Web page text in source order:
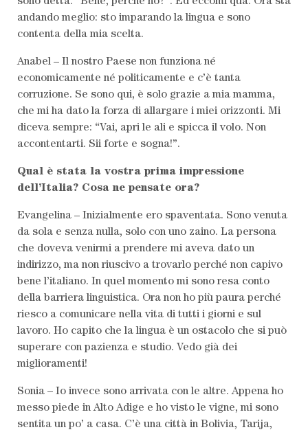
andando meglio: sto imparando la lingua e sono
contenta della mia scelta.
Anabel – Il nostro Paese non funziona né
economicamente né politicamente e c’è tanta
corruzione. Se sono qui, è solo grazie a mia mamma,
che mi ha dato la forza di allargare i miei orizzonti. Mi
diceva sempre: “Vai, apri le ali e spicca il volo. Non
accontentarti. Sii forte e sogna!”.
Qual è stata la vostra prima impressione
dell’Italia? Cosa ne pensate ora?
Evangelina – Inizialmente ero spaventata. Sono venuta
da sola e senza nulla, solo con uno zaino. La persona
che doveva venirmi a prendere mi aveva dato un
indirizzo, ma non riuscivo a trovarlo perché non capivo
bene l’italiano. In quel momento mi sono resa conto
della barriera linguistica. Ora non ho più paura perché
riesco a comunicare nella vita di tutti i giorni e sul
lavoro. Ho capito che la lingua è un ostacolo che si può
superare con pazienza e studio. Vedo già dei
miglioramenti!
Sonia – Io invece sono arrivata con le altre. Appena ho
messo piede in Alto Adige e ho visto le vigne, mi sono
sentita un po’ a casa. C’è una città in Bolivia, Tarija,